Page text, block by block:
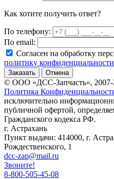
Как хотите получить ответ?
По телефону:
По email:
Согласен на обработку
политику конфиденциальности
Заказать Отмена
© ООО «ДСС-Запчасть», 2007-
Политика
исключительно
публичной офертой,
Гражданского кодекса РФ.
г. Астрахань
Пункт выдачи: 414000, г.
Рождественского, 1
dcc-zap@mail.ru
Звоните!
8-800-505-45-08